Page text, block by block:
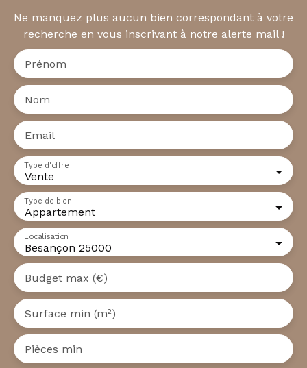
Ne manquez plus aucun bien correspondant à votre
recherche en vous inscrivant à notre alerte mail !
Prénom
Nom
Email
Vente
Type d'offre
Appartement
Type de bien
Besançon 25000
Localisation
Budget max (€)
Surface min (m²)
Pièces min